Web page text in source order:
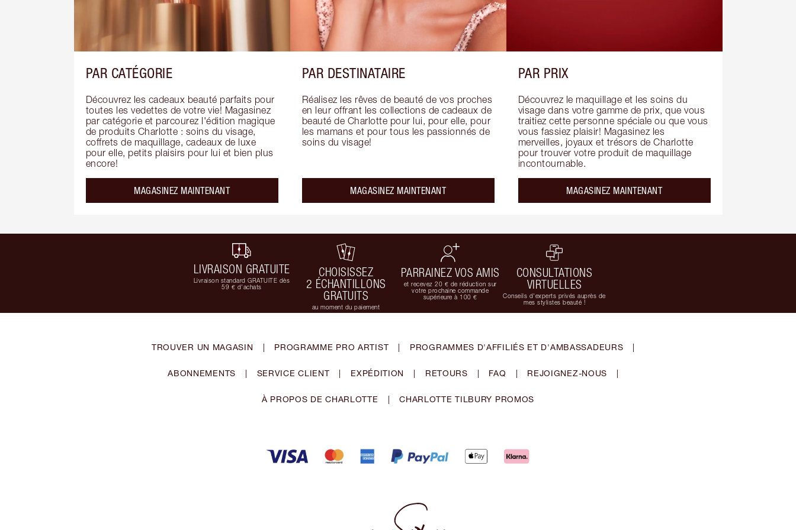
PAR CATÉGORIE
Découvrez les cadeaux beauté parfaits pour
toutes les vedettes de votre vie! Magasinez
par catégorie et parcourez l'édition magique
de produits Charlotte : soins du visage,
coffrets de maquillage, cadeaux de luxe
pour elle, petits plaisirs pour lui et bien plus
encore!
MAGASINEZ MAINTENANT
PAR DESTINATAIRE
Réalisez les rêves de beauté de vos proches
en leur offrant les collections de cadeaux de
beauté de Charlotte pour lui, pour elle, pour
les mamans et pour tous les passionnés de
soins du visage!
MAGASINEZ MAINTENANT
PAR PRIX
Découvrez le maquillage et les soins du
visage dans votre gamme de prix, que vous
traitiez cette personne spéciale ou que vous
vous fassiez plaisir! Magasinez les
merveilles, joyaux et trésors de Charlotte
pour trouver votre produit de maquillage
incontournable.
MAGASINEZ MAINTENANT
LIVRAISON GRATUITE
Livraison standard GRATUITE dès
59 € d'achats
CHOISISSEZ
2 ÉCHANTILLONS
GRATUITS
au moment du paiement
PARRAINEZ VOS AMIS
et recevez 20 € de réduction sur
votre prochaine commande
supérieure à 100 €
CONSULTATIONS
VIRTUELLES
Conseils d'experts privés auprès de
mes stylistes beauté !
TROUVER UN MAGASIN | PROGRAMME PRO ARTIST | PROGRAMMES D'AFFILIÉS ET D'AMBASSADEURS |
ABONNEMENTS | SERVICE CLIENT | EXPÉDITION | RETOURS | FAQ | REJOIGNEZ-NOUS |
À PROPOS DE CHARLOTTE | CHARLOTTE TILBURY PROMOS